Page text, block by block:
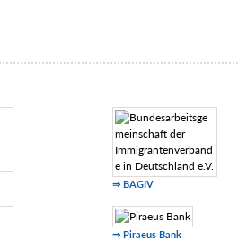
⇒ BAGIV
⇒ Piraeus Bank